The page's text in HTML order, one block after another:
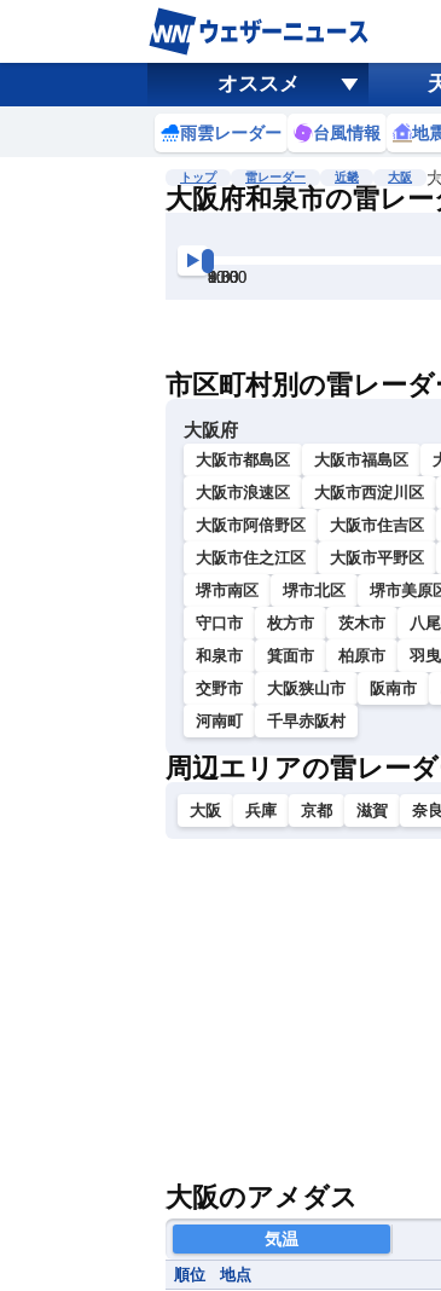
オススメ
雨雲レーダー 台風情報 地
トップ 雷レーダー 近畿 大阪
大阪府和泉市の雷レー
8:00
8:30
9:00
9:30
10:00
10:30
市区町村別の雷レーダ
大阪府
大阪市都島区 大阪市福島区
大阪市浪速区
大阪市西淀川区
大阪市阿倍野区
大阪市住吉区
大阪市住之江区
大阪市平野区
堺市南区
堺市北区 堺市美原
守口市
枚方市 茨木市 八
和泉市
箕面市 柏原市 羽
交野市
大阪狭山市 阪南市
河南町
千早赤阪村
周辺エリアの雷レー
大阪 兵庫 京都 滋賀 奈良
大阪のアメダス
気温
順位 地点